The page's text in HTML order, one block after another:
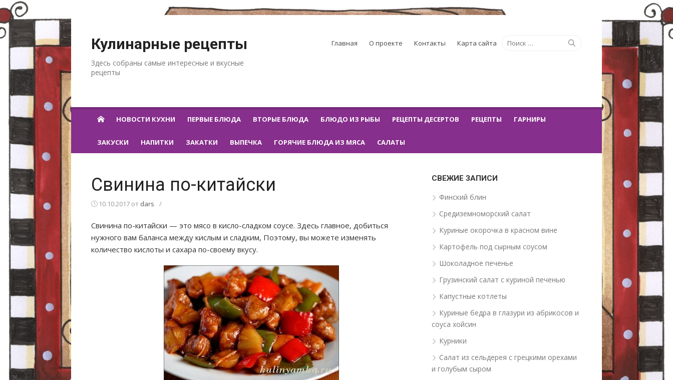
Кулинарные рецепты
Здесь собраны самые интересные и вкусные
рецепты
Искать:
Главная О проекте Контакты Карта сайта
НОВОСТИ КУХНИ ПЕРВЫЕ БЛЮДА ВТОРЫЕ БЛЮДА БЛЮДО ИЗ РЫБЫ РЕЦЕПТЫ ДЕСЕРТОВ РЕЦЕПТЫ ГАРНИРЫ
ЗАКУСКИ НАПИТКИ ЗАКАТКИ ВЫПЕЧКА ГОРЯЧИЕ БЛЮДА ИЗ МЯСА САЛАТЫ
Свинина по-китайски
10.10.2017 от dars /
Свинина по-китайски — это мясо в кисло-сладком соусе. Здесь главное, добиться
нужного вам баланса между кислым и сладким, Поэтому, вы можете изменять
количество кислоты и сахара по-своему вкусу.
СВЕЖИЕ ЗАПИСИ
Финский блин
Средиземноморский салат
Куриные окорочка в красном вине
Картофель под сырным соусом
Шоколадное печенье
Грузинский салат с куриной печенью
Капустные котлеты
Куриные бедра в глазури из абрикосов и
соуса хойсин
Курники
Салат из сельдерея с грецкими орехами
и голубым сыром